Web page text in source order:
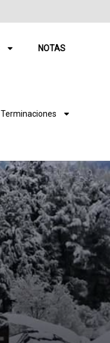
NOTAS
Terminaciones